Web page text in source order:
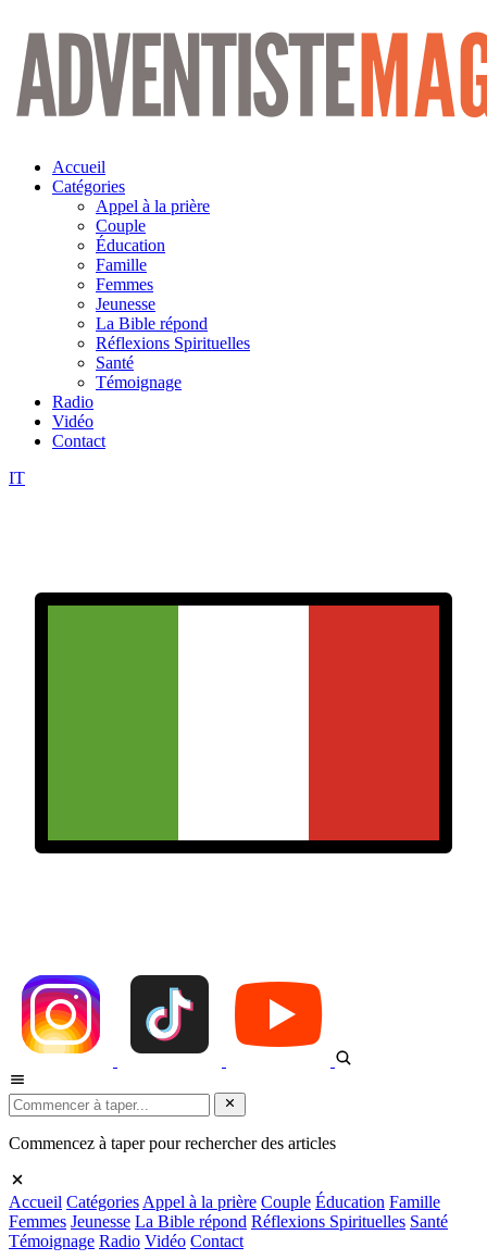
Aller
contenu
Accueil
Catégories
Appel à la prière
Couple
Éducation
Famille
Femmes
Jeunesse
La Bible répond
Réflexions Spirituelles
Santé
Témoignage
Radio
Vidéo
Contact
IT
Commencez à taper pour rechercher des articles
Accueil Catégories Appel à la prière Couple Éducation Famille
Femmes Jeunesse La Bible répond Réflexions Spirituelles Santé
Témoignage Radio Vidéo Contact